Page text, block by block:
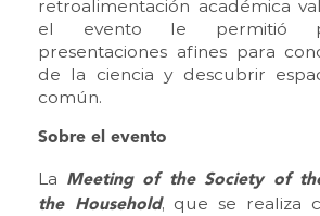
retroalimentación académica
el evento le permitió
presentaciones afines para
de la ciencia y descubrir
común.
Sobre el evento
La
Meeting of the Society of
the Household, que se realiza